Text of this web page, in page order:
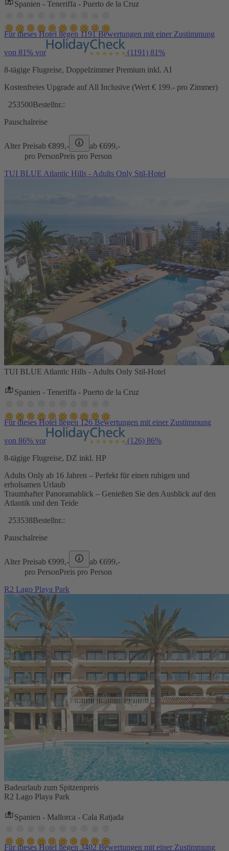
Spanien - Teneriffa - Puerto de la Cruz
Für dieses Hotel liegen 1191 Bewertungen mit einer Zustimmung
von 81% vor (1191) 81%
8-tägige Flugreise, Doppelzimmer Premium inkl. AI
Kostenfreies Upgrade auf All Inclusive (Wert € 199.- pro Zimmer)
253500Bestellnr.:
Pauschalreise
Alter Preisab €899,- ab €699,-
pro PersonPreis pro Person
TUI BLUE Atlantic Hills - Adults Only Stil-Hotel
TUI BLUE Atlantic Hills - Adults Only Stil-Hotel
Spanien - Teneriffa - Puerto de la Cruz
Für dieses Hotel liegen 126 Bewertungen mit einer Zustimmung
von 86% vor (126) 86%
8-tägige Flugreise, DZ inkl. HP
Adults Only ab 16 Jahren – Perfekt für einen ruhigen und
erholsamen Urlaub
Traumhafter Panoramablick – Genießen Sie den Ausblick auf den
Atlantik und den Teide
253538Bestellnr.:
Pauschalreise
Alter Preisab €999,- ab €699,-
pro PersonPreis pro Person
R2 Lago Playa Park
Badeurlaub zum Spitzenpreis
R2 Lago Playa Park
Spanien - Mallorca - Cala Ratjada
Für dieses Hotel liegen 3402 Bewertungen mit einer Zustimmung